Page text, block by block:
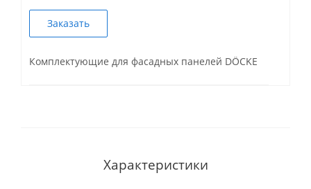
Заказать
Комплектующие для фасадных панелей DÖCKE
Характеристики